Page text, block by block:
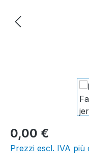
0,00 €
Prezzi escl. IVA più